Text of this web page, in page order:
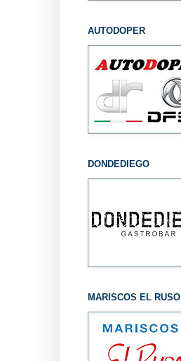
AUTODOPER
DONDEDIEGO
MARISCOS EL RUSO